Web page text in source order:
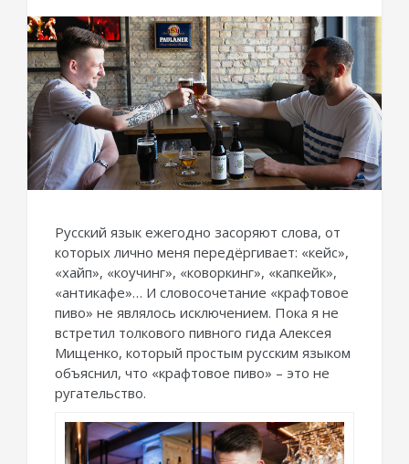
Русский язык ежегодно засоряют слова, от
которых лично меня передёргивает: «кейс»,
«хайп», «коучинг», «коворкинг», «капкейк»,
«антикафе»… И словосочетание «крафтовое
пиво» не являлось исключением. Пока я не
встретил толкового пивного гида Алексея
Мищенко, который простым русским языком
объяснил, что «крафтовое пиво» – это не
ругательство.